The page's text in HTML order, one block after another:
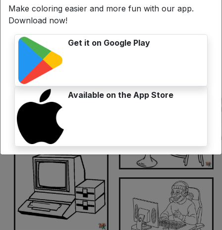
Make coloring easier and more fun with our app.
Download now!
Get it on Google Play
Available on the App Store